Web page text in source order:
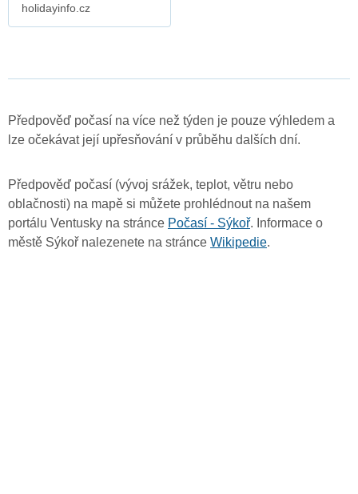
holidayinfo.cz
Předpověď počasí na více než týden je pouze výhledem a
lze očekávat její upřesňování v průběhu dalších dní.
Předpověď počasí (vývoj srážek, teplot, větru nebo
oblačnosti) na mapě si můžete prohlédnout na našem
portálu Ventusky na stránce Počasí - Sýkoř. Informace o
městě Sýkoř nalezenete na stránce Wikipedie.